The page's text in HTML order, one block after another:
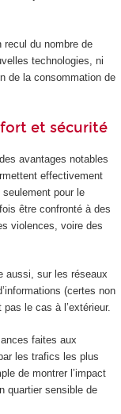
recul du nombre de
technologies, ni
de la consommation de
et sécurité
avantages notables
effectivement
pour le
être confronté à des
violences, voire des
aussi, sur les réseaux
(certes non
le cas à l’extérieur.
faites aux
les trafics les plus
de montrer l’impact
quartier sensible de